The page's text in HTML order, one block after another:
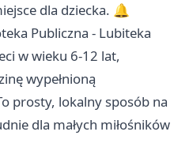
dla dziecka. 🔔
Publiczna - Lubiteka
w wieku 6-12 lat,
wypełnioną
prosty, lokalny sposób na
dla małych miłośników